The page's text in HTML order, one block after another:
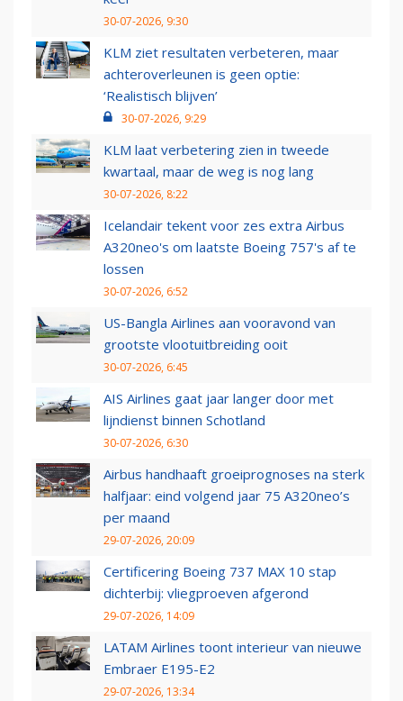
30-07-2026, 9:30
KLM ziet resultaten verbeteren, maar
achteroverleunen is geen optie:
‘Realistisch blijven’
30-07-2026, 9:29
KLM laat verbetering zien in tweede
kwartaal, maar de weg is nog lang
30-07-2026, 8:22
Icelandair tekent voor zes extra Airbus
A320neo's om laatste Boeing 757's af te
lossen
30-07-2026, 6:52
US-Bangla Airlines aan vooravond van
grootste vlootuitbreiding ooit
30-07-2026, 6:45
AIS Airlines gaat jaar langer door met
lijndienst binnen Schotland
30-07-2026, 6:30
Airbus handhaaft groeiprognoses na sterk
halfjaar: eind volgend jaar 75 A320neo’s
per maand
29-07-2026, 20:09
Certificering Boeing 737 MAX 10 stap
dichterbij: vliegproeven afgerond
29-07-2026, 14:09
LATAM Airlines toont interieur van nieuwe
Embraer E195-E2
29-07-2026, 13:34